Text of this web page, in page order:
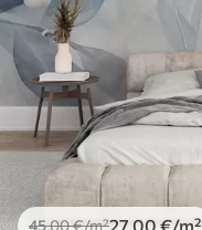
56.6734.00
Premium Vinil
65.0039.00€/m²
Peel and Stick
81.6749.00€/m²
45.00€/m²27 .00 €/m²